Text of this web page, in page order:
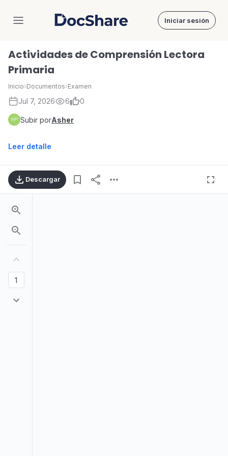
DocShare Iniciar sesión
Actividades de Comprensión Lectora
Primaria
Inicio›Documentos›Examen
Jul 7, 2026 6 0
Subir porAsher
Leer detalle
Descargar